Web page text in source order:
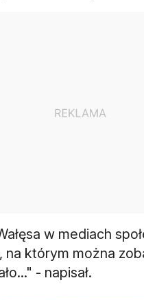
w mediach
na którym można
- napisał.